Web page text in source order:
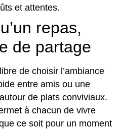
et attentes.
repas,
de partage
de choisir l’ambiance
entre amis ou une
de plats conviviaux.
à chacun de vivre
ce soit pour un moment